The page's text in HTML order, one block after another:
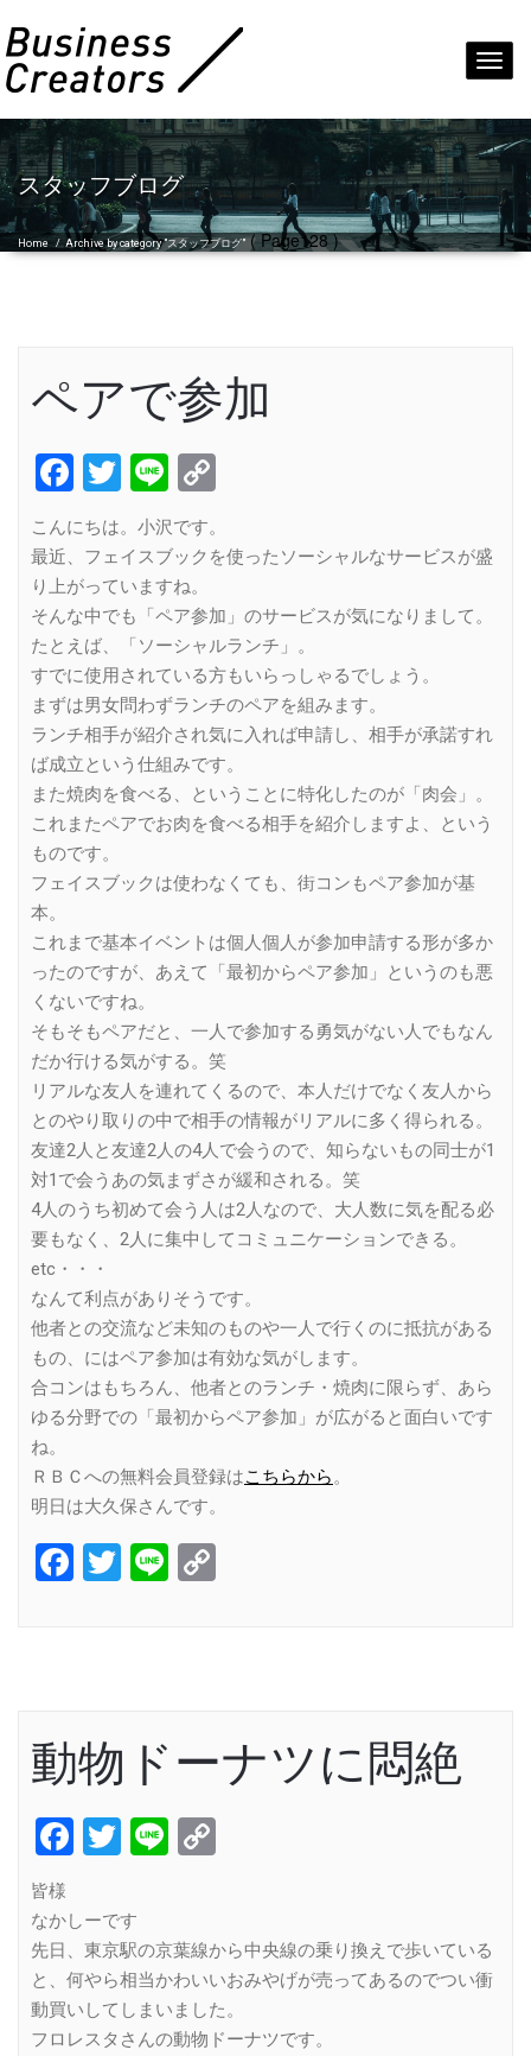
スタッフブログ
Home /Archive by category "スタッフブログ"( Page128 )
ペアで参加
Facebook
Twitter
Line
こんにちは。小沢です。
最近、フェイスブックを使ったソーシャルなサービスが盛
り上がっていますね。
そんな中でも「ペア参加」のサービスが気になりまして。
たとえば、「ソーシャルランチ」。
すでに使用されている方もいらっしゃるでしょう。
まずは男女問わずランチのペアを組みます。
ランチ相手が紹介され気に入れば申請し、相手が承諾すれ
ば成立という仕組みです。
また焼肉を食べる、ということに特化したのが「肉会」。
これまたペアでお肉を食べる相手を紹介しますよ、という
ものです。
フェイスブックは使わなくても、街コンもペア参加が基
本。
これまで基本イベントは個人個人が参加申請する形が多か
ったのですが、あえて「最初からペア参加」というのも悪
くないですね。
そもそもペアだと、一人で参加する勇気がない人でもなん
だか行ける気がする。笑
リアルな友人を連れてくるので、本人だけでなく友人から
とのやり取りの中で相手の情報がリアルに多く得られる。
友達2人と友達2人の4人で会うので、知らないもの同士が1
対1で会うあの気まずさが緩和される。笑
4人のうち初めて会う人は2人なので、大人数に気を配る必
要もなく、2人に集中してコミュニケーションできる。
etc・・・
なんて利点がありそうです。
他者との交流など未知のものや一人で行くのに抵抗がある
もの、にはペア参加は有効な気がします。
合コンはもちろん、他者とのランチ・焼肉に限らず、あら
ゆる分野での「最初からペア参加」が広がると面白いです
ね。
ＲＢＣへの無料会員登録はこちらから。
明日は大久保さんです。
Facebook
Twitter
Line
動物ドーナツに悶絶
Facebook
Twitter
Line
皆様
なかしーです
先日、東京駅の京葉線から中央線の乗り換えで歩いている
と、何やら相当かわいいおみやげが売ってあるのでつい衝
動買いしてしまいました。
フロレスタさんの動物ドーナツです。